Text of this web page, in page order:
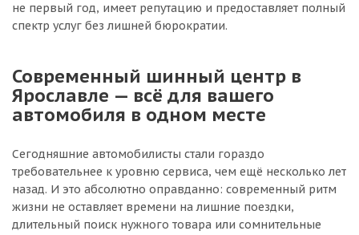
не первый год, имеет репутацию и предоставляет полный
спектр услуг без лишней бюрократии.
Современный шинный центр в
Ярославле — всё для вашего
автомобиля в одном месте
Сегодняшние автомобилисты стали гораздо
требовательнее к уровню сервиса, чем ещё несколько лет
назад. И это абсолютно оправданно: современный ритм
жизни не оставляет времени на лишние поездки,
длительный поиск нужного товара или сомнительные